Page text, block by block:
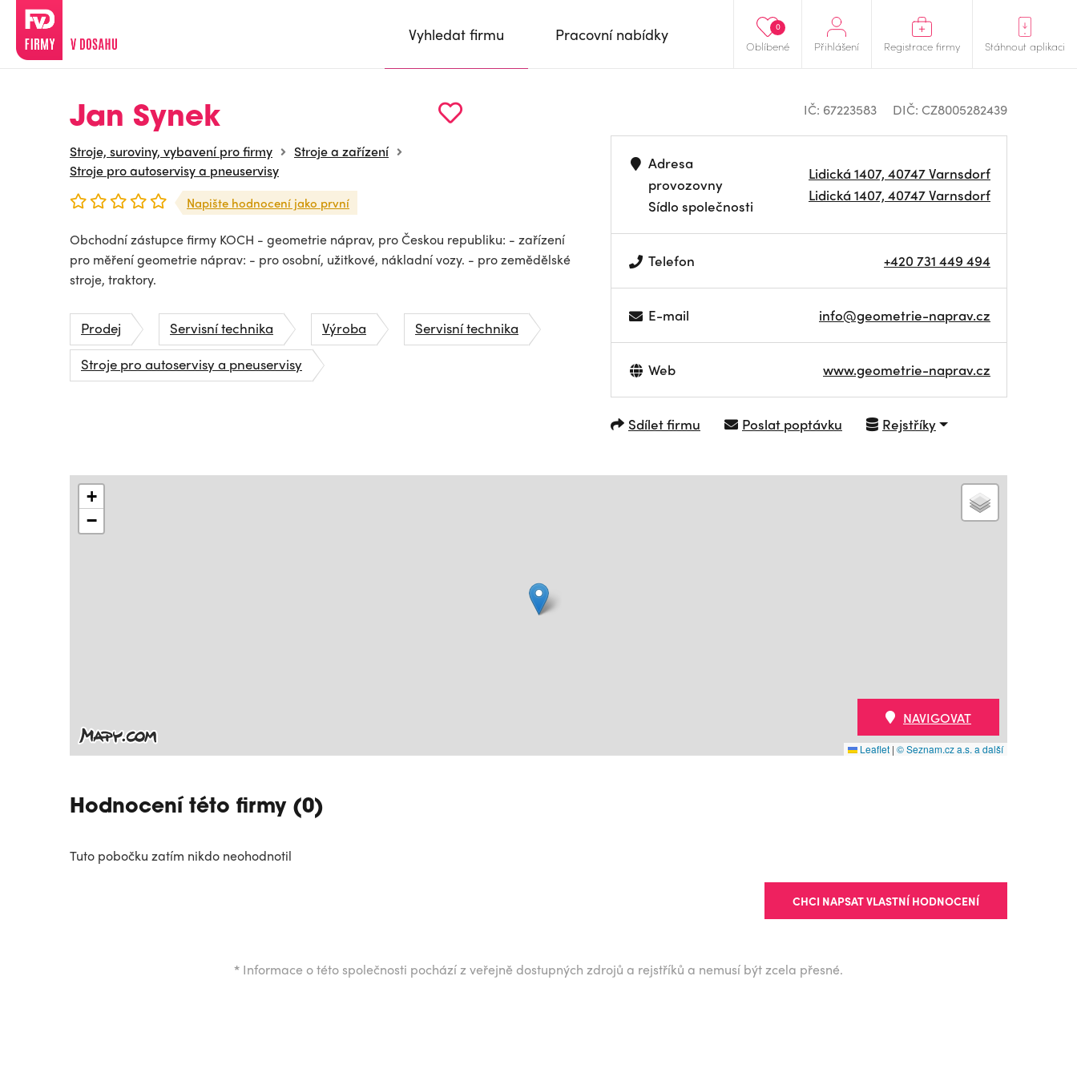
Oblíbené
0
Přihlášení Registrace firmy Stáhnout aplikaci
Vyhledat firmu Pracovní nabídky
Jan Synek
Stroje, suroviny, vybavení pro firmy
Stroje a zařízení
Stroje pro autoservisy a pneuservisy
Napište hodnocení jako první
Obchodní zástupce firmy KOCH - geometrie náprav, pro Českou republiku: - zařízení
pro měření geometrie náprav: - pro osobní, užitkové, nákladní vozy. - pro zemědělské
stroje, traktory.
Prodej Servisní technika Výroba
Servisní technika
Stroje pro autoservisy a pneuservisy
IČ: 67223583 DIČ: CZ8005282439
Adresa
provozovny
Sídlo společnosti
Lidická 1407, 40747 Varnsdorf
Lidická 1407, 40747 Varnsdorf
Telefon +420 731 449 494
E-mail info@geometrie-naprav.cz
Web www.geometrie-naprav.cz
Sdílet firmu Poslat poptávku Rejstříky
+
−
Leaflet | © Seznam.cz a.s. a další
NAVIGOVAT
Hodnocení této firmy (0)
Tuto pobočku zatím nikdo neohodnotil
CHCI NAPSAT VLASTNÍ HODNOCENÍ
* Informace o této společnosti pochází z veřejně dostupných zdrojů a rejstříků a nemusí být zcela přesné.